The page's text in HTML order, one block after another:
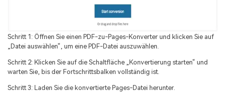
Schritt 1: Öffnen Sie einen PDF-zu-Pages-Konverter und klicken Sie auf
„Datei auswählen“, um eine PDF-Datei auszuwählen.
Schritt 2: Klicken Sie auf die Schaltfläche „Konvertierung starten“ und
warten Sie, bis der Fortschrittsbalken vollständig ist.
Schritt 3: Laden Sie die konvertierte Pages-Datei herunter.